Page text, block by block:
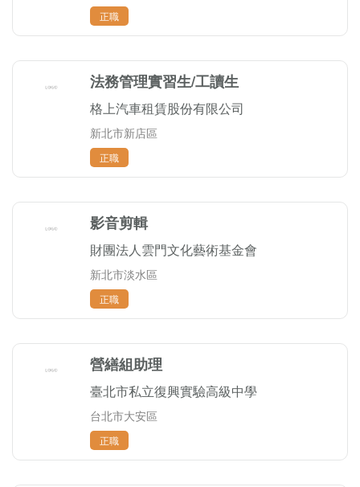
正職
法務管理實習生/工讀生
格上汽車租賃股份有限公司
新北市新店區
正職
影音剪輯
財團法人雲門文化藝術基金會
新北市淡水區
正職
營繕組助理
臺北市私立復興實驗高級中學
台北市大安區
正職